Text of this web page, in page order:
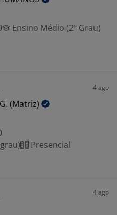
Ensino Médio (2º Grau)
4 ago
(Matriz)
Presencial
4 ago